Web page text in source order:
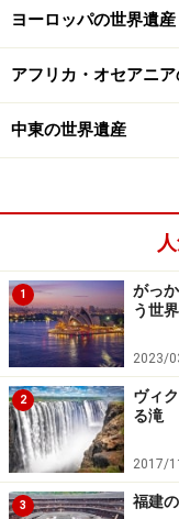
サン・ヴィターレ聖
反して、外装はレン
階建ての造りは当時
この時代のモザイ
たため。ガラス
な面を利用するの
表に出して複雑な
こうした初期ビザ
スタンティノープ
マ帝国の首都だっ
出された聖像禁止
によって人物像は
モザイクの多くが
ヨーロッパの世界遺産
アフリカ・オセアニ
中東の世界遺産
1
がっ
う世
2023/
2
ヴィ
る滝
2017/
3 福建